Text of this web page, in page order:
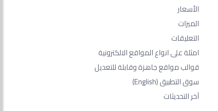
الأسعار
الميزات
التعليقات
امثلة على انواع المواقع الالكترونية
قوالب مواقع جاهزة وقابلة للتعديل
سوق التطبيق(English)
آخر التحديثات